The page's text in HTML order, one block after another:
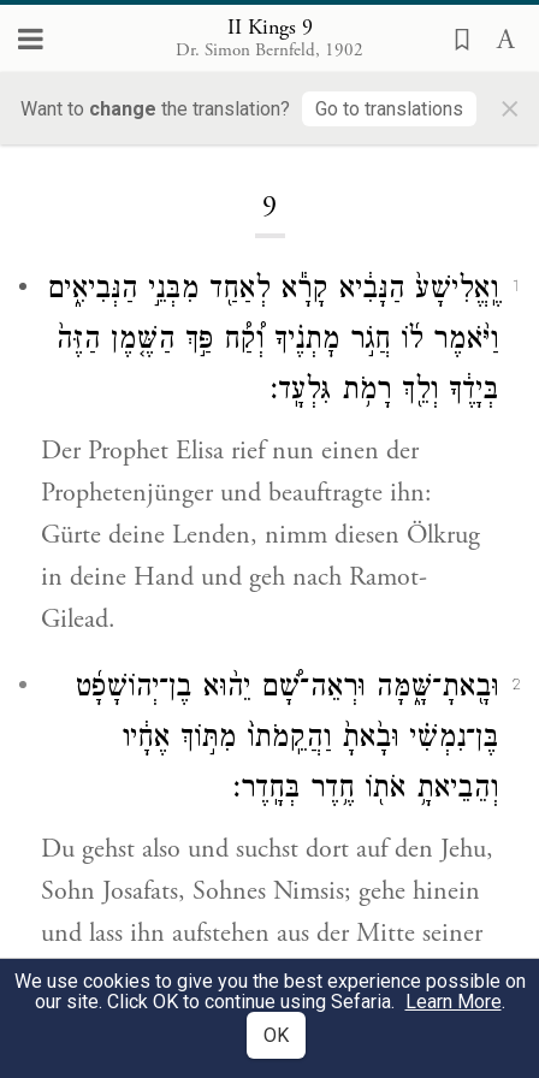
II Kings 9
Dr. Simon Bernfeld, 1902
Want to change the translation? Go to translations ×
9
1
וֶֽאֱלִישָׁע֙ הַנָּבִ֔יא קָרָ֕א לְאַחַ֖ד מִבְּנֵ֣י הַנְּבִיאִ֑ים
וַיֹּ֨אמֶר ל֜וֹ חֲגֹ֣ר מׇתְנֶ֗יךָ וְ֠קַ֠ח פַּ֣ךְ הַשֶּׁ֤מֶן הַזֶּה֙
בְּיָדֶ֔ךָ וְלֵ֖ךְ רָמֹ֥ת גִּלְעָֽד׃
Der Prophet Elisa rief nun einen der
Prophetenjünger und beauftragte ihn:
Gürte deine Lenden, nimm diesen Ölkrug
in deine Hand und geh nach Ramot-
Gilead.
2
וּבָ֖אתָ־שָּׁ֑מָּה וּרְאֵה־שָׁ֠ם יֵה֨וּא בֶן־יְהוֹשָׁפָ֜ט
בֶּן־נִמְשִׁ֗י וּבָ֙אתָ֙ וַהֲקֵֽמֹתוֹ֙ מִתּ֣וֹךְ אֶחָ֔יו
וְהֵבֵיאתָ֥ אֹת֖וֹ חֶ֥דֶר בְּחָֽדֶר׃
Du gehst also und suchst dort auf den Jehu,
Sohn Josafats, Sohnes Nimsis; gehe hinein
und lass ihn aufstehen aus der Mitte seiner
Waffengenossen und bringe ihn in das
entlegenste Gemach.
We use cookies to give you the best experience possible on
our site. Click OK to continue using Sefaria. Learn More.
OK